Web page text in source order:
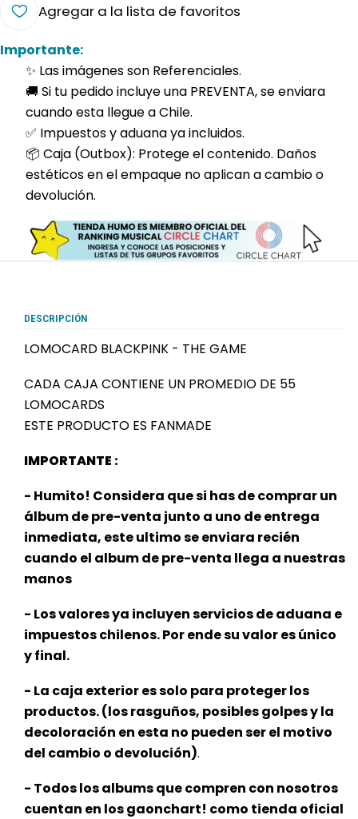
Agregar a la lista de favoritos
Importante:
✨ Las imágenes son Referenciales.
🚚 Si tu pedido incluye una PREVENTA, se enviara
cuando esta llegue a Chile.
✅ Impuestos y aduana ya incluidos.
📦 Caja (Outbox): Protege el contenido. Daños
estéticos en el empaque no aplican a cambio o
devolución.
DESCRIPCIÓN
LOMOCARD BLACKPINK - THE GAME
CADA CAJA CONTIENE UN PROMEDIO DE 55
LOMOCARDS
ESTE PRODUCTO ES FANMADE
IMPORTANTE :
- Humito! Considera que si has de comprar un
álbum de pre-venta junto a uno de entrega
inmediata, este ultimo se enviara recién
cuando el album de pre-venta llega a nuestras
manos
- Los valores ya incluyen servicios de aduana e
impuestos chilenos. Por ende su valor es único
y final.
- La caja exterior es solo para proteger los
productos. (los rasguños, posibles golpes y la
decoloración en esta no pueden ser el motivo
del cambio o devolución).
- Todos los albums que compren con nosotros
cuentan en los gaonchart! como tienda oficial